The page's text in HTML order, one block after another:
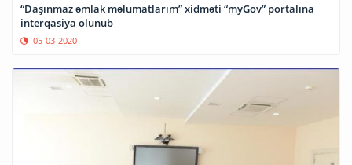
“Daşınmaz əmlak məlumatlarım” xidməti “myGov” portalına
interqasiya olunub
05-03-2020